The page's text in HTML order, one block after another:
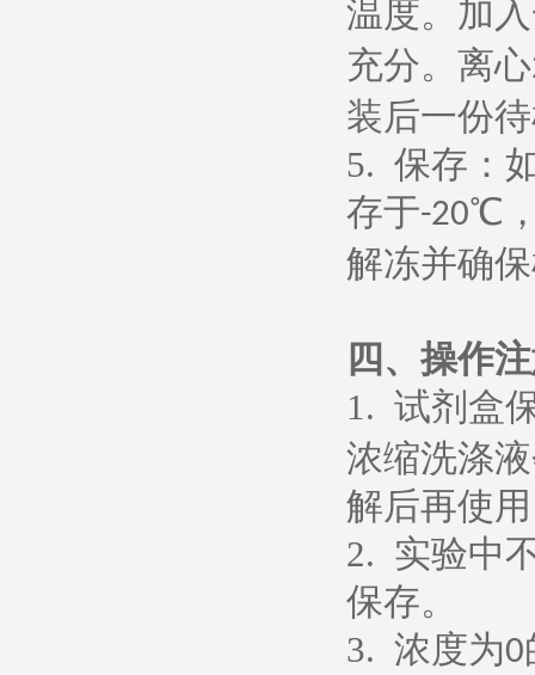
温度。加
充分。离心
装后一份
5. 保存：
存于-20℃
解冻并确
四、操作
1. 试剂盒
浓缩洗涤
解后再使
2. 实验中
保存。
3. 浓度为0